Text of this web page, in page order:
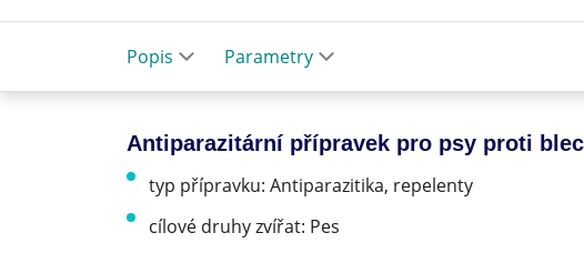
Popis Parametry
Antiparazitární přípravek pro psy proti
typ přípravku: Antiparazitika, repelenty
cílové druhy zvířat: Pes